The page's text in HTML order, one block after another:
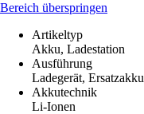
Bereich überspringen
Artikeltyp
Akku, Ladestation
Ausführung
Ladegerät, Ersatzakku
Akkutechnik
Li-Ionen